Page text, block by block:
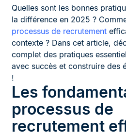
Quelles sont les bonnes
la différence en 2025 ?
processus de recrutement
contexte ? Dans cet article,
complet des pratiques
avec succès et construire des
!
Les
processus de
recrutement